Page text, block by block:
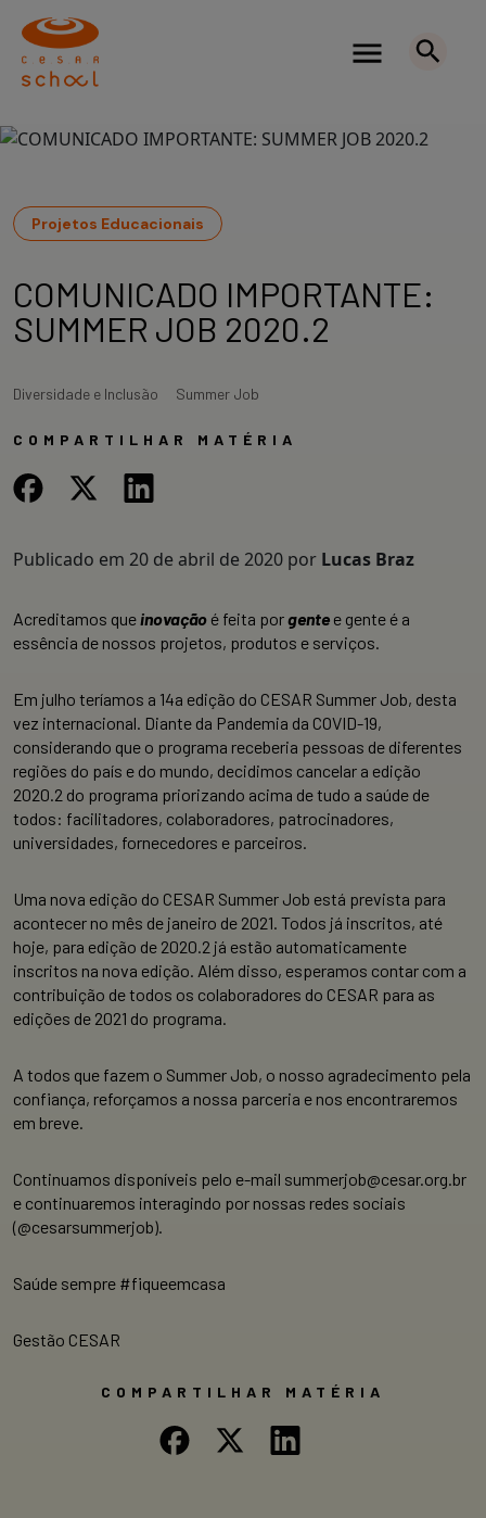
Projetos Educacionais
COMUNICADO IMPORTANTE:
SUMMER JOB 2020.2
Diversidade e Inclusão Summer Job
COMPARTILHAR MATÉRIA
Publicado em 20 de abril de 2020 por Lucas Braz
Acreditamos queinovação é feita porgente e gente é a
essência de nossos projetos, produtos e serviços.
Em julho teríamos a 14a edição do CESAR Summer Job, desta
vez internacional. Diante da Pandemia da COVID-19,
considerando que o programa receberia pessoas de diferentes
regiões do país e do mundo, decidimos cancelar a edição
2020.2 do programa priorizando acima de tudo a saúde de
todos: facilitadores, colaboradores, patrocinadores,
universidades, fornecedores e parceiros.
Uma nova edição do CESAR Summer Job está prevista para
acontecer no mês de janeiro de 2021. Todos já inscritos, até
hoje, para edição de 2020.2 já estão automaticamente
inscritos na nova edição. Além disso, esperamos contar com a
contribuição de todos os colaboradores do CESAR para as
edições de 2021 do programa.
A todos que fazem o Summer Job, o nosso agradecimento pela
confiança, reforçamos a nossa parceria e nos encontraremos
em breve.
Continuamos disponíveis pelo e-mail summerjob@cesar.org.br
e continuaremos interagindo por nossas redes sociais
(@cesarsummerjob).
Saúde sempre #fiqueemcasa
Gestão CESAR
COMPARTILHAR MATÉRIA